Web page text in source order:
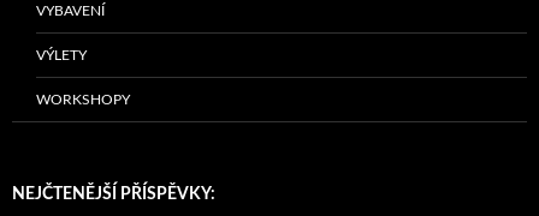
VYBAVENÍ
VÝLETY
WORKSHOPY
NEJČTENĚJŠÍ PŘÍSPĚVKY: